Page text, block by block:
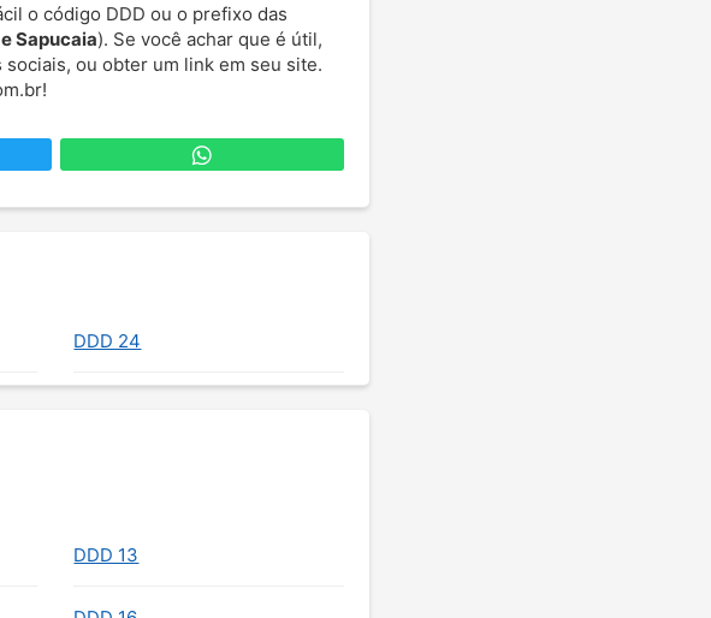
o código DDD ou o prefixo das
Sapucaia). Se você achar que é útil,
ou obter um link em seu site.
DDD 24
DDD 13